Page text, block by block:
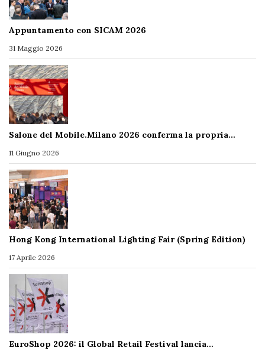
Appuntamento con SICAM 2026
31 Maggio 2026
Salone del Mobile.Milano 2026 conferma la propria…
11 Giugno 2026
Hong Kong International Lighting Fair (Spring Edition)
17 Aprile 2026
EuroShop 2026: il Global Retail Festival lancia…